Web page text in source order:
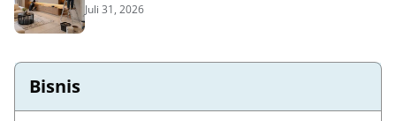
Juli 31, 2026
Bisnis